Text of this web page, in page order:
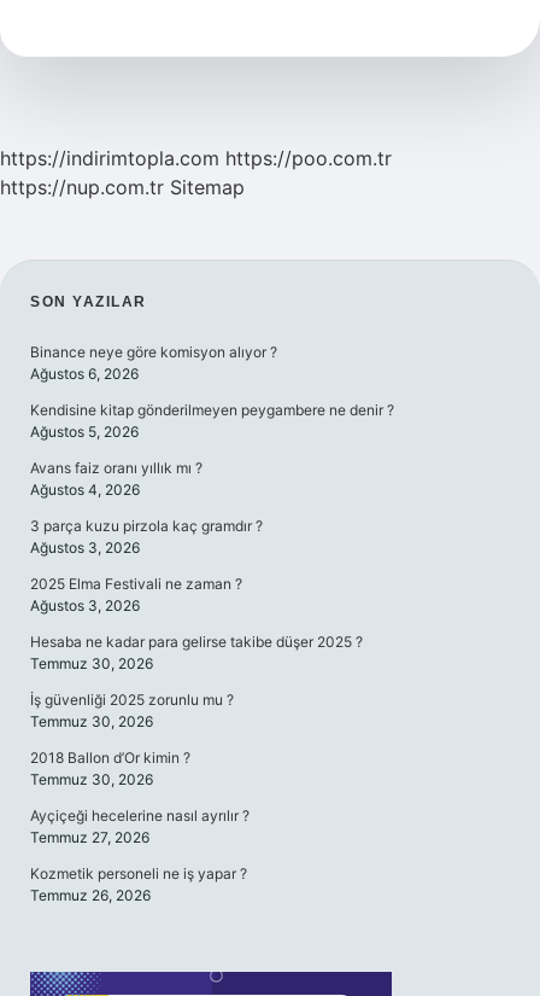
Nasıl
https://indirimtopla.com https://poo.com.tr
https://nup.com.tr Sitemap
SIDEBAR
SON YAZILAR
Binance neye göre komisyon alıyor ?
Ağustos 6, 2026
Kendisine kitap gönderilmeyen peygambere ne denir ?
Ağustos 5, 2026
Avans faiz oranı yıllık mı ?
Ağustos 4, 2026
3 parça kuzu pirzola kaç gramdır ?
Ağustos 3, 2026
2025 Elma Festivali ne zaman ?
Ağustos 3, 2026
Hesaba ne kadar para gelirse takibe düşer 2025 ?
Temmuz 30, 2026
İş güvenliği 2025 zorunlu mu ?
Temmuz 30, 2026
2018 Ballon d’Or kimin ?
Temmuz 30, 2026
Ayçiçeği hecelerine nasıl ayrılır ?
Temmuz 27, 2026
Kozmetik personeli ne iş yapar ?
Temmuz 26, 2026